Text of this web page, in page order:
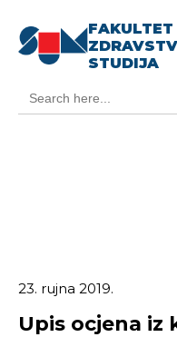
FAKULTET
STUDIJA
for:
23. rujna 2019.
Upis ocjena iz